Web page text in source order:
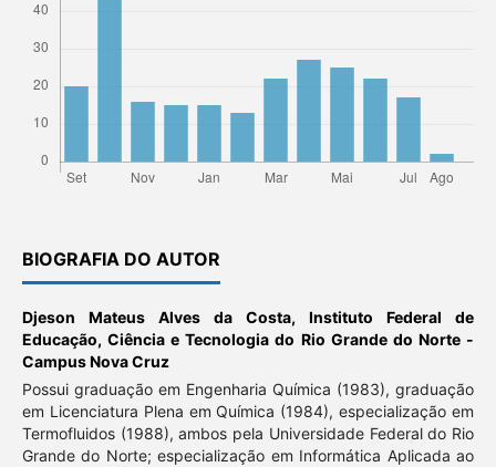
BIOGRAFIA DO AUTOR
Djeson Mateus Alves da Costa,Instituto Federal de
Educação, Ciência e Tecnologia do Rio Grande do Norte -
Campus Nova Cruz
Possui graduação em Engenharia Química (1983), graduação
em Licenciatura Plena em Química (1984), especialização em
Termofluidos (1988), ambos pela Universidade Federal do Rio
Grande do Norte; especialização em Informática Aplicada ao